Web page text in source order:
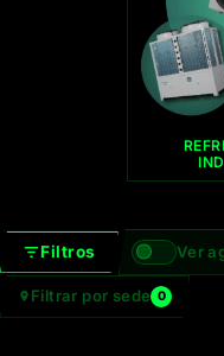
Filtros Ver
Filtrar por sede 0